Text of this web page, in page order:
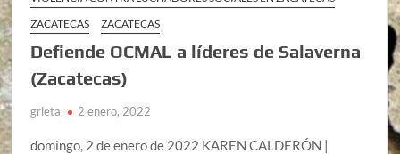
ZACATECAS
ZACATECAS
Defiende OCMAL a líderes de Salaverna
(Zacatecas)
grieta 2 enero, 2022
domingo, 2 de enero de 2022 KAREN CALDERÓN |